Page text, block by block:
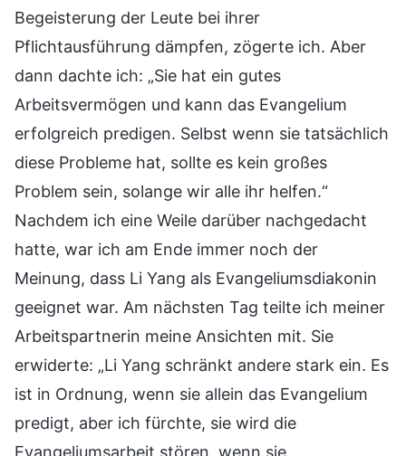
Begeisterung der Leute bei ihrer
Pflichtausführung dämpfen, zögerte ich. Aber
dann dachte ich: „Sie hat ein gutes
Arbeitsvermögen und kann das Evangelium
erfolgreich predigen. Selbst wenn sie tatsächlich
diese Probleme hat, sollte es kein großes
Problem sein, solange wir alle ihr helfen.“
Nachdem ich eine Weile darüber nachgedacht
hatte, war ich am Ende immer noch der
Meinung, dass Li Yang als Evangeliumsdiakonin
geeignet war. Am nächsten Tag teilte ich meiner
Arbeitspartnerin meine Ansichten mit. Sie
erwiderte: „Li Yang schränkt andere stark ein. Es
ist in Ordnung, wenn sie allein das Evangelium
predigt, aber ich fürchte, sie wird die
Evangeliumsarbeit stören, wenn sie